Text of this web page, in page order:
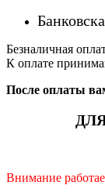
Безналичная
К оплате
После оплаты
Внимание